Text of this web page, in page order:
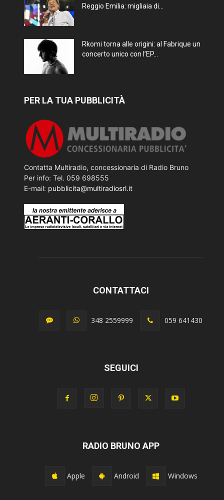
Reggio Emilia: migliaia di...
Rkomi torna alle origini: al Fabrique un
concerto unico con l’EP...
PER LA TUA PUBBLICITÀ
Contatta Multiradio, concessionaria di Radio Bruno
Per info: Tel. 059 698555
E-mail: pubblicita@multiradiosrl.it
CONTATTACI
348 2559999 059 641430
SEGUICI
RADIO BRUNO APP
Apple Android Windows